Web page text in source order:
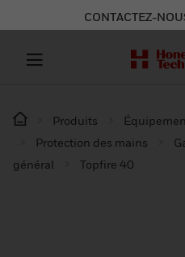
CONTACTEZ-
Produits
Protection des mains
général
Topfire 40